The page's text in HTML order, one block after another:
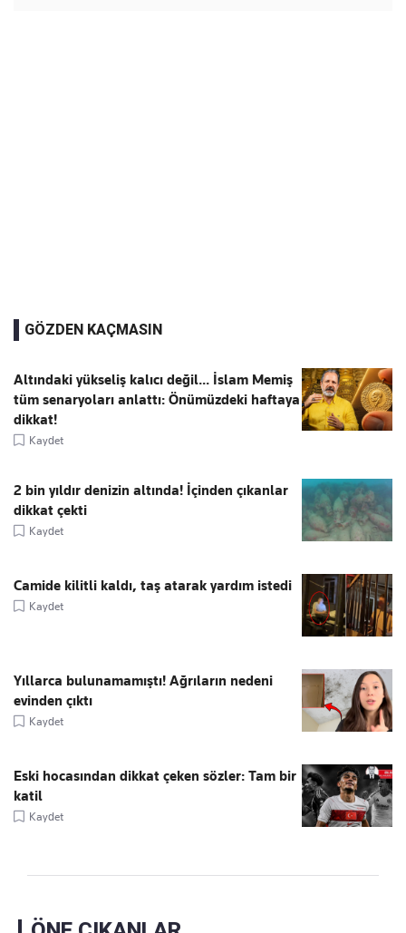
GÖZDEN KAÇMASIN
Altındaki yükseliş kalıcı değil... İslam Memiş
tüm senaryoları anlattı: Önümüzdeki haftaya
dikkat!
Kaydet
2 bin yıldır denizin altında! İçinden çıkanlar
dikkat çekti
Kaydet
Camide kilitli kaldı, taş atarak yardım istedi
Kaydet
Yıllarca bulunamamıştı! Ağrıların nedeni
evinden çıktı
Kaydet
Eski hocasından dikkat çeken sözler: Tam bir
katil
Kaydet